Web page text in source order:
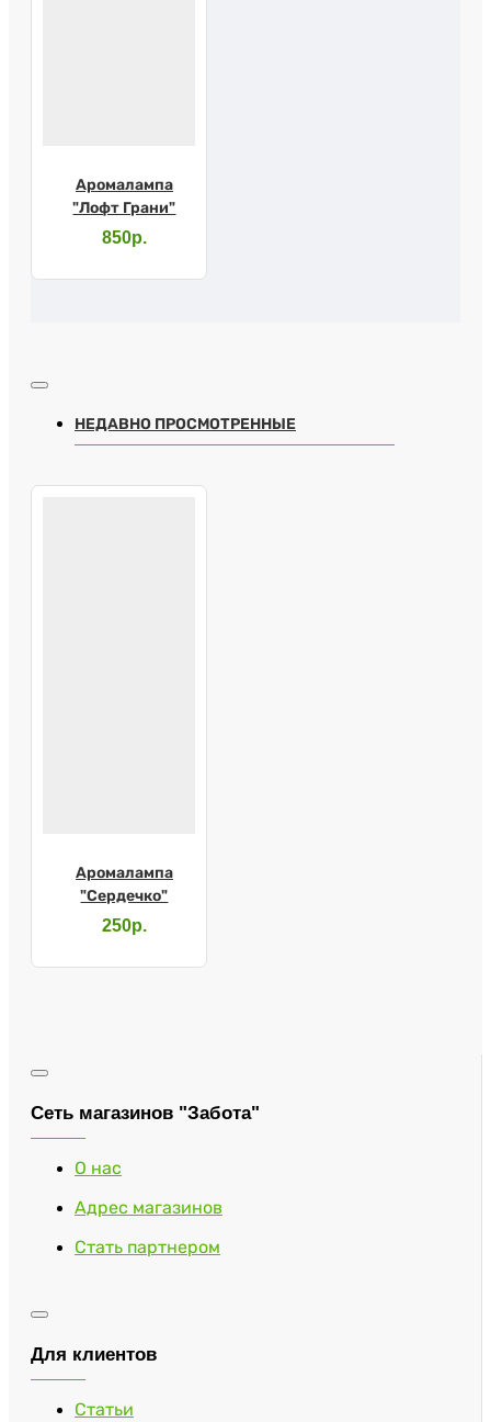
Аромалампа
"Лофт Грани"
850р.
НЕДАВНО ПРОСМОТРЕННЫЕ
Аромалампа
"Сердечко"
250р.
Сеть магазинов "Забота"
О нас
Адрес магазинов
Стать партнером
Для клиентов
Статьи